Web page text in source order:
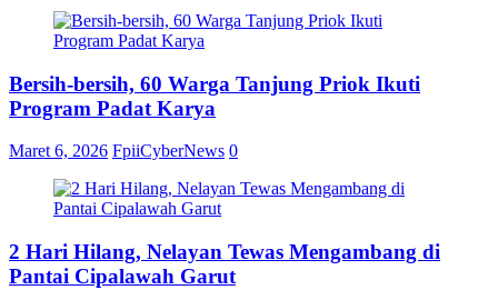
Bersih-bersih, 60 Warga Tanjung Priok Ikuti
Program Padat Karya
Maret 6, 2026 FpiiCyberNews 0
2 Hari Hilang, Nelayan Tewas Mengambang di
Pantai Cipalawah Garut